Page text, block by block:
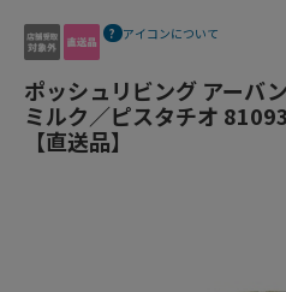
アイコンについて
ポッシュリビング アーバ
ミルク／ピスタチオ
【直送品】